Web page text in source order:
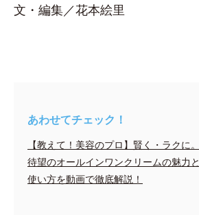
文・編集／花本絵里
あわせてチェック！
【教えて！美容のプロ】賢く・ラクに。
待望のオールインワンクリームの魅力と
使い方を動画で徹底解説！